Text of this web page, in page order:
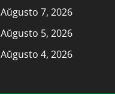
Aŭgusto 7, 2026
Aŭgusto 5, 2026
Aŭgusto 4, 2026